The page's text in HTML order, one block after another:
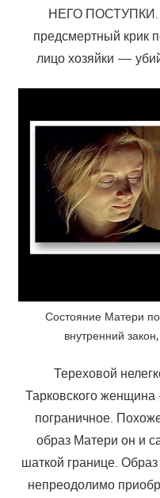
НЕГО ПОСТУПКИ.
предсмертный крик
лицо хозяйки —
Состояние Матери
внутренний
Тереховой
Тарковского
пограничное.
образ Матери он и
шаткой границе.
непреодолимо